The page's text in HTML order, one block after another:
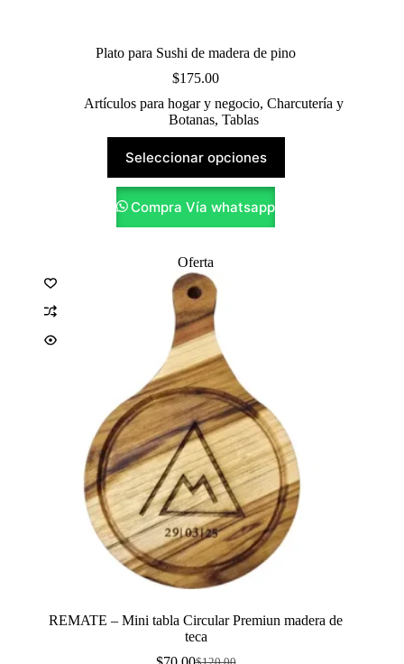
Plato para Sushi de madera de pino
$175.00
Artículos para hogar y negocio,Charcutería y
Botanas,Tablas
Seleccionar opciones
producto
tiene
múltiples
variantes.
Las
se
pueden
elegir
en
la
página
de
producto
Compra Vía whatsapp
Oferta
REMATE – Mini tabla Circular Premiun madera de
teca